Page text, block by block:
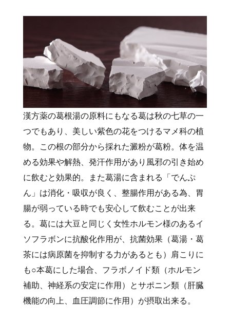
漢方薬の葛根湯の原料にもなる葛は秋の七草の一
つでもあり、美しい紫色の花をつけるマメ科の植
物。この根の部分から採れた澱粉が葛粉。体を温
める効果や解熱、発汗作用があり風邪の引き始め
に飲むと効果的。また葛湯に含まれる「でんぷ
ん」は消化・吸収が良く、整腸作用がある為、胃
腸が弱っている時でも安心して飲むことが出来
る。葛には大豆と同じく女性ホルモン様のあるイ
ソフラボンに抗酸化作用が、抗菌効果（葛湯・葛
茶には病原菌を抑制する力があるとも）肩こりに
も○本葛にした場合、フラボノイド類（ホルモン
補助、神経系の安定に作用）とサポニン類（肝臓
機能の向上、血圧調節に作用）が摂取出来る。